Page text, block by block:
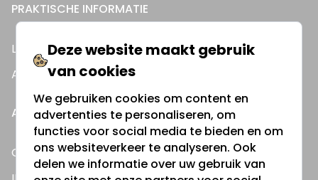
PRAKTISCHE INFORMATIE
Lees ons blog
Al onze handleidingen
ALLES OVER:
Gevelverlichting
Deze website maakt gebruik
van cookies
We gebruiken cookies om content en
advertenties te personaliseren, om
functies voor social media te bieden en om
ons websiteverkeer te analyseren. Ook
delen we informatie over uw gebruik van